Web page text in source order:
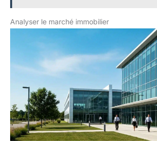
clairement illustrées et des accessoires
permettant d'assembler facilement cette
Analyser le marché immobilier